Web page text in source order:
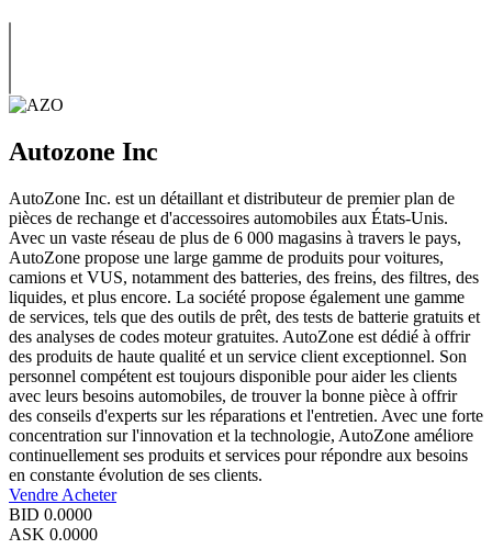
Autozone Inc
AutoZone Inc. est un détaillant et distributeur de premier plan de
pièces de rechange et d'accessoires automobiles aux États-Unis.
Avec un vaste réseau de plus de 6 000 magasins à travers le pays,
AutoZone propose une large gamme de produits pour voitures,
camions et VUS, notamment des batteries, des freins, des filtres, des
liquides, et plus encore. La société propose également une gamme
de services, tels que des outils de prêt, des tests de batterie gratuits et
des analyses de codes moteur gratuites. AutoZone est dédié à offrir
des produits de haute qualité et un service client exceptionnel. Son
personnel compétent est toujours disponible pour aider les clients
avec leurs besoins automobiles, de trouver la bonne pièce à offrir
des conseils d'experts sur les réparations et l'entretien. Avec une forte
concentration sur l'innovation et la technologie, AutoZone améliore
continuellement ses produits et services pour répondre aux besoins
en constante évolution de ses clients.
Vendre Acheter
BID 0.0000
ASK 0.0000